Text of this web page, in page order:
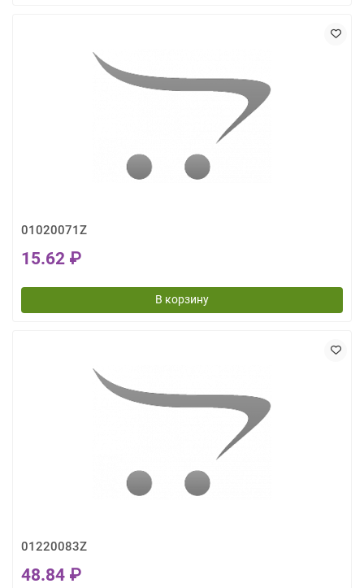
01020071Z
15.62 ₽
В корзину
01220083Z
48.84 ₽